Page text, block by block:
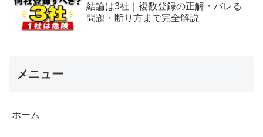
結論は3社｜複数登録の正解・バレる
問題・断り方まで完全解説
メニュー
ホーム